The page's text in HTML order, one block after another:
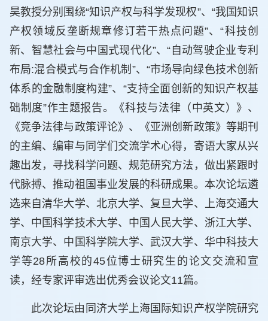
昊教授分别围绕“知识产权与科学发现权”、“我国知识
产权领域反垄断规章修订若干热点问题”、“科技创
新、智慧社会与中国式现代化”、“自动驾驶企业专利
布局:混合模式与合作机制”、“市场导向绿色技术创新
体系的金融制度构建”、“支持全面创新的知识产权基
础制度”作主题报告。《科技与法律（中英文）》、
《竞争法律与政策评论》、《亚洲创新政策》等期刊
的主编、编审与同学们交流学术心得，寄语大家从兴
趣出发，寻找科学问题、规范研究方法，做出紧跟时
代脉搏、推动祖国事业发展的科研成果。本次论坛遴
选来自清华大学、北京大学、复旦大学、上海交通大
学、中国科学技术大学、中国人民大学、浙江大学、
南京大学、中国科学院大学、武汉大学、华中科技大
学等28所高校的45位博士研究生的论文交流和宣
读，经专家评审选出优秀会议论文11篇。
此次论坛由同济大学上海国际知识产权学院研究